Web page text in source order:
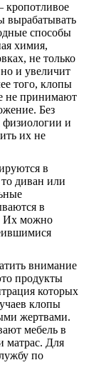
кропотливое
вырабатывать
способы
химия,
не только
но и увеличит
того, клопы
не принимают
Без
физиологии и
их не
в
диван или
в
Их можно
внимание
продукты
которых
клопы
жертвами.
мебель в
матрас. Для
по